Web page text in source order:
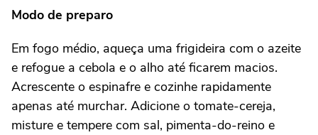
Modo de preparo
Em fogo médio, aqueça uma frigideira com o azeite
e refogue a cebola e o alho até ficarem macios.
Acrescente o espinafre e cozinhe rapidamente
apenas até murchar. Adicione o tomate-cereja,
misture e tempere com sal, pimenta-do-reino e